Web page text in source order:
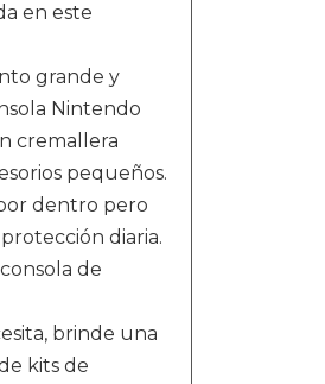
en este
grande y
Nintendo
cremallera
pequeños.
dentro pero
diaria.
de
brinde una
kits de